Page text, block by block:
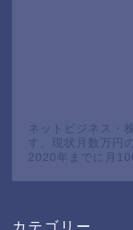
ネットビジネス・
す。現状月数万円
2020年までに月
カテゴリー